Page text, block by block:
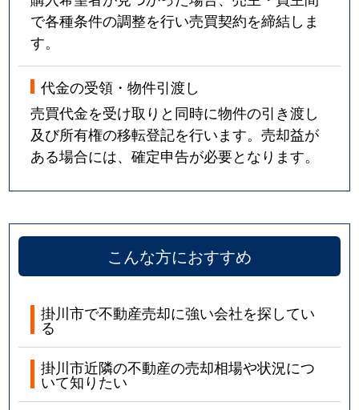
で各種条件の調整を行い売買契約を締結しま
す。
代金の受領・物件引渡し
売買代金を受け取りと同時に物件の引き渡し
及び所有権の移転登記を行います。売却益が
ある場合には、確定申告が必要となります。
こんな方におすすめ
掛川市で不動産売却に強い会社を探してい
る
掛川市近隣の不動産の売却相場や状況につ
いて知りたい